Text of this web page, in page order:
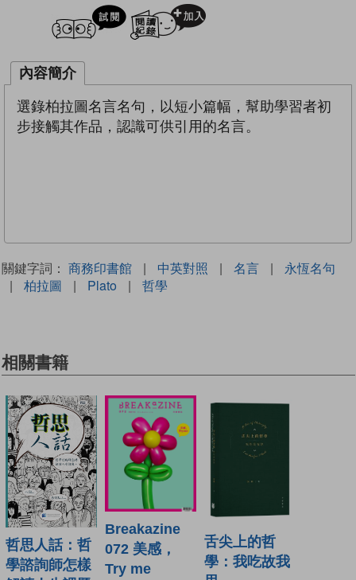
試閲
內容簡介
選錄柏拉圖名言名句，以短小篇幅，幫助學習者初
步接觸其作品，認識可供引用的名言。
關鍵字詞： 商務印書館 | 中英對照 | 名言 |
永恆名句
|
柏拉圖 | Plato | 哲學
相關書籍
哲思人話：哲
學諮詢師怎樣
Breakazine
072 美感，
Try me
舌尖上的哲
學：我吃故我